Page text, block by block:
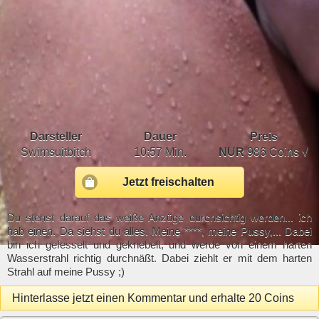
Darsteller Dauer
Preis
Swimsuitbitch
10:57 Min. NUR986 Coins √
Jetzt freischalten
Du stehst darauf das weiße Anzüge durchsichtig werden... ich
hab einen. Da siehst du alles. Meine ****, meine Pussy,... Dabei
bin ich gefesselt und geknebelt, und werde von einem harten
Wasserstrahl richtig durchnäßt. Dabei ziehlt er mit dem harten
Strahl auf meine Pussy ;)
Hinterlasse jetzt einen Kommentar und erhalte 20 Coins